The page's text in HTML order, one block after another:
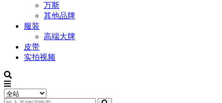
万斯
其他品牌
服装
高端大牌
皮带
实拍视频